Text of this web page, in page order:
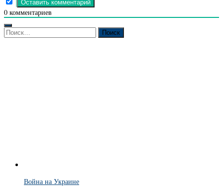
0 комментариев
Найти:
Война на Украине